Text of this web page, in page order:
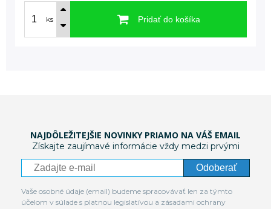
ks Pridať do košíka
NAJDÔLEŽITEJŠIE NOVINKY PRIAMO NA VÁŠ EMAIL
Získajte zaujímavé informácie vždy medzi prvými
Odoberať
Vaše osobné údaje (email) budeme spracovávať len za týmto
účelom v súlade s platnou legislatívou a zásadami ochrany